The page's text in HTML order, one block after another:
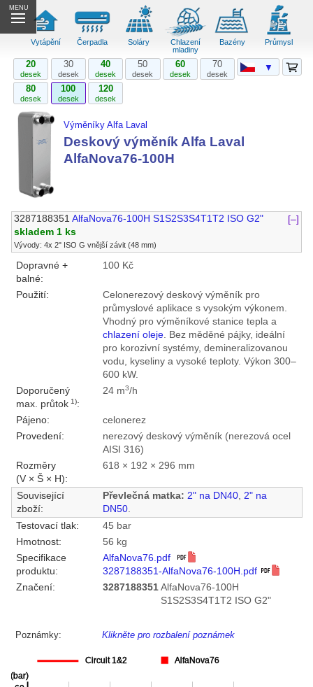
MENU
Vytápění Čerpadla Soláry
Chlazení
mladiny
Bazény Průmysl
20
desek
30
desek
40
desek
50
desek
60
desek
70
desek
80
desek
100
desek
120
desek
Výměníky Alfa Laval
Deskový výměník Alfa Laval
AlfaNova76-100H
3287188351 AlfaNova76-100H S1S2S3S4T1T2 ISO G2"
[–]
skladem 1 ks
Vývody: 4x 2" ISO G vnější závit (48 mm)
Dopravné +
balné:
100 Kč
Použití:
Celonerezový deskový výměník pro
průmyslové aplikace s vysokým výkonem.
Vhodný pro výměníkové stanice tepla a
chlazení oleje. Bez měděné pájky, ideální
pro korozivní systémy, demineralizovanou
vodu, kyseliny a vysoké teploty. Výkon 300–
600 kW.
Doporučený
max. průtok1):
24 m3/h
Pájeno:
celonerez
Provedení:
nerezový deskový výměník (nerezová ocel
AISI 316)
Rozměry
(V × Š × H):
618 × 192 × 296 mm
Související
zboží:
Převlečná matka: 2" na DN40, 2" na
DN50.
Testovací tlak:
45 bar
Hmotnost:
56 kg
Specifikace
produktu:
AlfaNova76.pdf
3287188351-AlfaNova76-100H.pdf
Značení:
3287188351 AlfaNova76-100H
S1S2S3S4T1T2 ISO G2"
Poznámky: Klikněte pro rozbalení poznámek
▼